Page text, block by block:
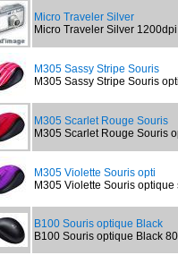
Micro Traveler Silver
Micro Traveler Silver
M305 Sassy Stripe Souris
M305 Sassy Stripe Souris
M305 Scarlet Rouge Souris
M305 Scarlet Rouge Souris
M305 Violette Souris opti
M305 Violette Souris optique
B100 Souris optique Black
B100 Souris optique Black